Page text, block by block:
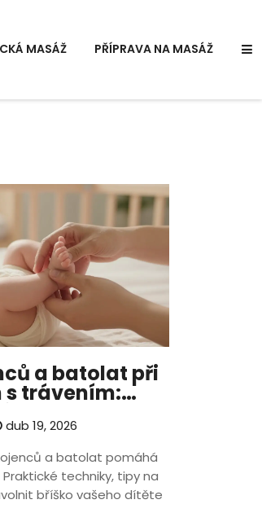
MASÁŽ PŘÍPRAVA NA MASÁŽ
a batolat při
s trávením:
dub 19, 2026
a batolat pomáhá
techniky, tipy na
bříško vašeho dítěte